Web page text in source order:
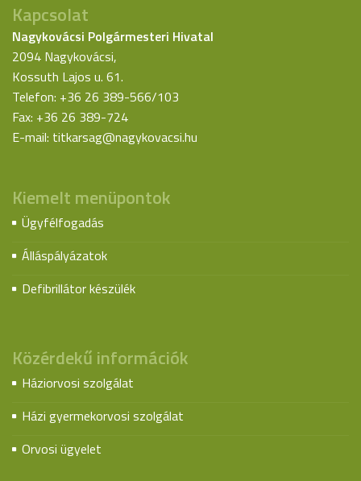
Kapcsolat
Nagykovácsi Polgármesteri Hivatal
2094 Nagykovácsi,
Kossuth Lajos u. 61.
Telefon: +36 26 389-566/103
Fax: +36 26 389-724
E-mail: titkarsag@nagykovacsi.hu
Kiemelt menüpontok
Ügyfélfogadás
Álláspályázatok
Defibrillátor készülék
Közérdekű információk
Háziorvosi szolgálat
Házi gyermekorvosi szolgálat
Orvosi ügyelet